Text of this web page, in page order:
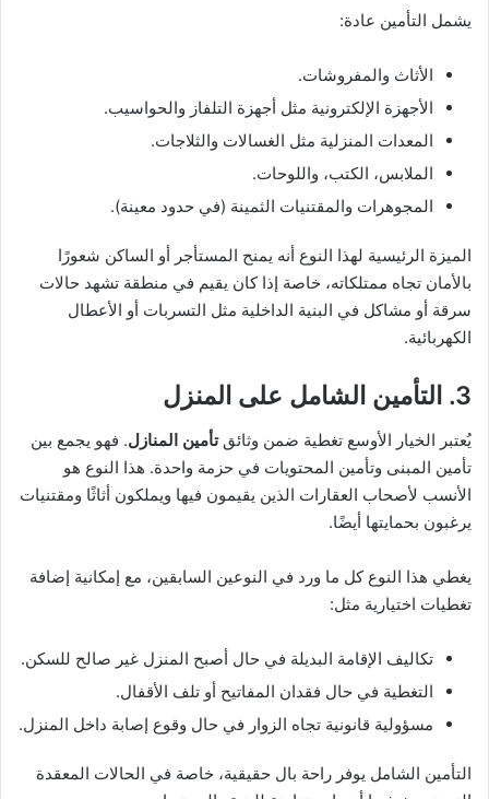
يشمل التأمين عادة:
الأثاث والمفروشات.
الأجهزة الإلكترونية مثل أجهزة التلفاز والحواسيب.
المعدات المنزلية مثل الغسالات والثلاجات.
الملابس، الكتب، واللوحات.
المجوهرات والمقتنيات الثمينة (في حدود معينة).
الميزة الرئيسية لهذا النوع أنه يمنح المستأجر أو الساكن شعورًا
بالأمان تجاه ممتلكاته، خاصة إذا كان يقيم في منطقة تشهد حالات
سرقة أو مشاكل في البنية الداخلية مثل التسربات أو الأعطال
الكهربائية.
3. التأمين الشامل على المنزل
يُعتبر الخيار الأوسع تغطية ضمن وثائقتأمين المنازل. فهو يجمع بين
تأمين المبنى وتأمين المحتويات في حزمة واحدة. هذا النوع هو
الأنسب لأصحاب العقارات الذين يقيمون فيها ويملكون أثاثًا ومقتنيات
يرغبون بحمايتها أيضًا.
يغطي هذا النوع كل ما ورد في النوعين السابقين، مع إمكانية إضافة
تغطيات اختيارية مثل:
تكاليف الإقامة البديلة في حال أصبح المنزل غير صالح للسكن.
التغطية في حال فقدان المفاتيح أو تلف الأقفال.
مسؤولية قانونية تجاه الزوار في حال وقوع إصابة داخل المنزل.
التأمين الشامل يوفر راحة بال حقيقية، خاصة في الحالات المعقدة